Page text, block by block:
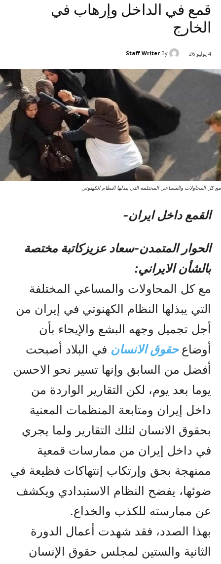
قمع في الداخل وإرهاب في
الخارج
4 يوليو 26 By
Staff Writer
مع کل المحاولات والمساعي المختلفة التي يبذلها النظام الکهنوتي
القمع داخل ایران-
الحوار المتمدن-سعاد عزيزکاتبة مختصة
بالشأن الايراني:
مع کل المحاولات والمساعي المختلفة
التي يبذلها النظام الکهنوتي في إيران من
أجل تجميل وجهه البشع والإيحاء بأن
أوضاع حقوق الانسان في البلاد أصبحت
أفضل من السابق وإنها تسير نحو الاحسن
يوما بعد يوم، لکن التقارير الواردة من
داخل إيران ومتابعة المنظمات المعنية
بحقوق الانسان لتلك التقارير ولما يجري
في داخل إيران من ممارسات قمعية
ممنهجة بحق وإرتکاب إنتهاکات فظيعة في
ضوئها، يفضح النظام الاستبدادي ويکشف
عن ممارسته للکذب والخداع.
بهذا الصدد، فقد شهدت أعمال الدورة
الثانية والستين لمجلس حقوق الإنسان